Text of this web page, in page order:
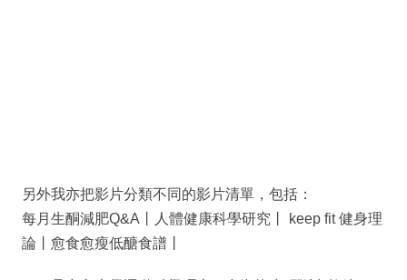
另外我亦把影片分類不同的影片清單，包括：
每月生酮減肥Q&A丨人體健康科學研究丨 keep fit 健身理
論丨愈食愈瘦低醣食譜丨